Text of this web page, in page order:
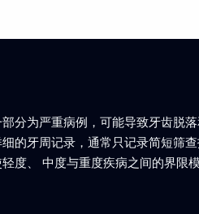
分为严重病例，可能导致牙齿脱
的牙周记录，通常只记录简短筛
度、 中度与重度疾病之间的界限模